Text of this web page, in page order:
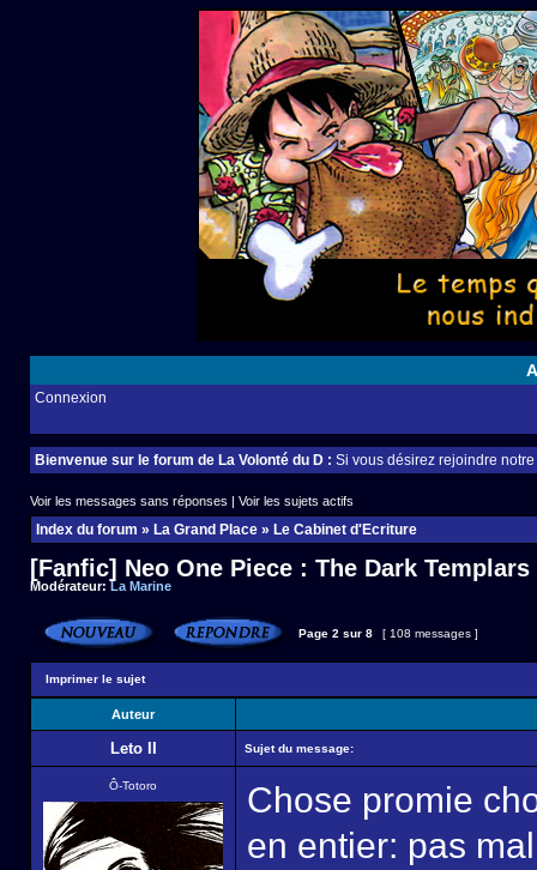
Connexion
Bienvenue sur le forum de La Volonté du D : Si vous désirez rejoindre
Voir les messages sans réponses | Voir les sujets actifs
Index du forum » La Grand Place » Le Cabinet d'Ecriture
[Fanfic] Neo One Piece : The Dark
Modérateur:La Marine
Page 2 sur 8 [ 108 messages ]
Imprimer le sujet
Auteur
Leto II Sujet du message:
Ô-Totoro
Chose promie
en entier: pas